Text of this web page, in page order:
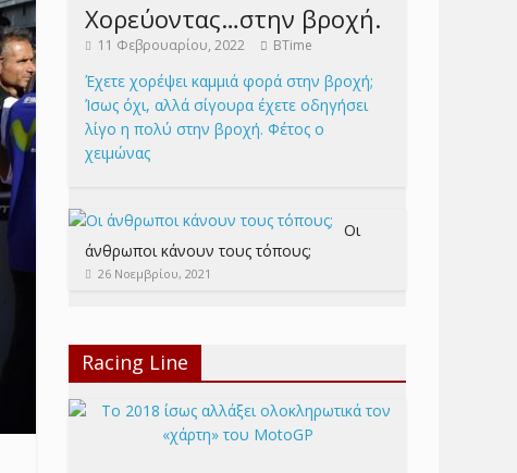
Χορεύοντας…στην βροχή.
11 Φεβρουαρίου, 2022 BTime
Έχετε χορέψει καμμιά φορά στην βροχή;
Ίσως όχι, αλλά σίγουρα έχετε οδηγήσει
λίγο η πολύ στην βροχή. Φέτος ο
χειμώνας
Οι
άνθρωποι κάνουν τους τόπους;
26 Νοεμβρίου, 2021
Racing Line